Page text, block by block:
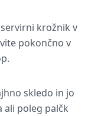
krožnik v
pokončno v
skledo in jo
ali poleg palčk